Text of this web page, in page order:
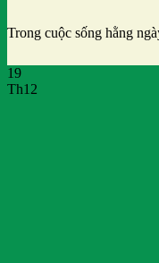
Trong cuộc sống hằng
19
Th12